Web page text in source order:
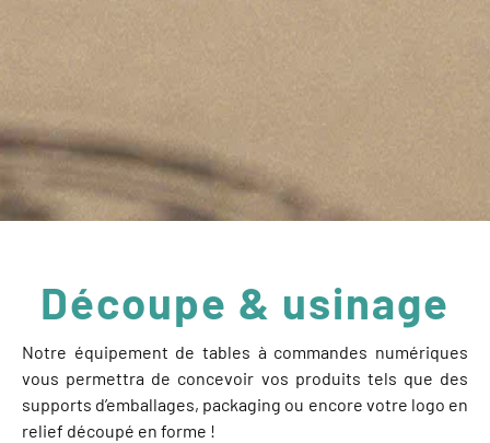
Découpe & usinage
Notre équipement de tables à commandes numériques
vous permettra de concevoir vos produits tels que des
supports d’emballages, packaging ou encore votre logo en
relief découpé en forme !